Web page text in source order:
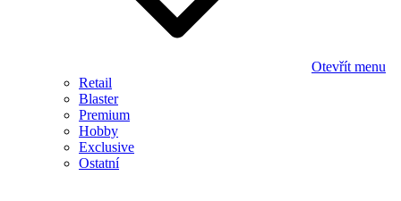
Otevřít menu
Retail
Blaster
Premium
Hobby
Exclusive
Ostatní